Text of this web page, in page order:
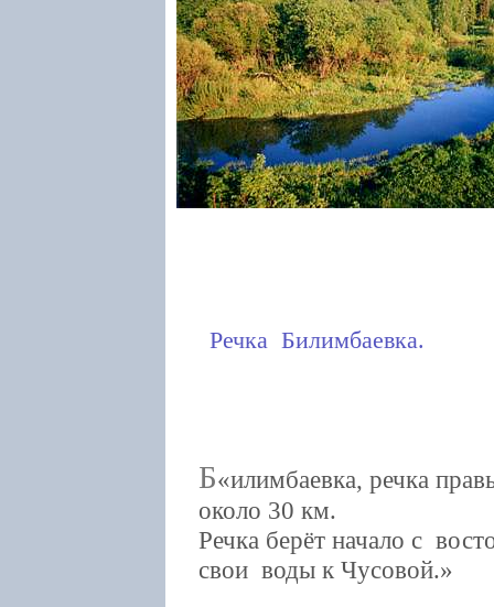
Речка Билимбаевка.
Б илимбаевка, речка
около 30 км.
Речка берёт начало с
свои воды к Чусовой.